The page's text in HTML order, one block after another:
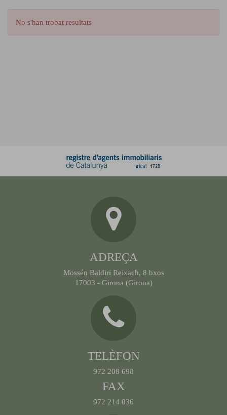
No s'han trobat resultats
ADREÇA
Mossén Baldiri Reixach, 8 bxos
17003 - Girona (Girona)
TELÈFON
972 208 698
FAX
972 214 036